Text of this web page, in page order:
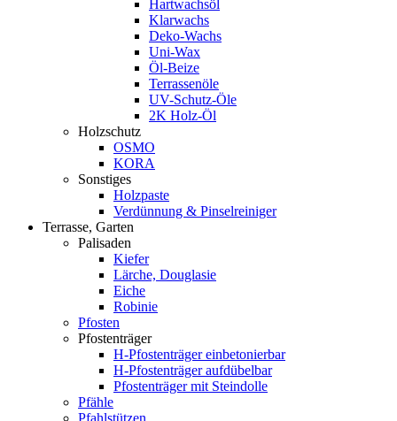
Hartwachsöl
Klarwachs
Deko-Wachs
Uni-Wax
Öl-Beize
Terrassenöle
UV-Schutz-Öle
2K Holz-Öl
Holzschutz
OSMO
KORA
Sonstiges
Holzpaste
Verdünnung & Pinselreiniger
Terrasse, Garten
Palisaden
Kiefer
Lärche, Douglasie
Eiche
Robinie
Pfosten
Pfostenträger
H-Pfostenträger einbetonierbar
H-Pfostenträger aufdübelbar
Pfostenträger mit Steindolle
Pfähle
Pfahlstützen